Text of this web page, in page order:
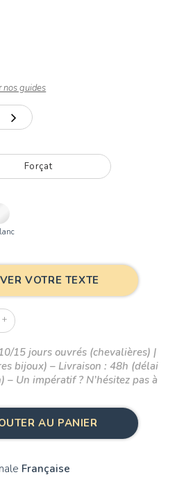
nos guides
Forçat
VOTRE TEXTE
+
15 jours ouvrés (chevalières) |
bijoux) – Livraison : 48h (délai
Un impératif ? N’hésitez pas à
AU PANIER
Française